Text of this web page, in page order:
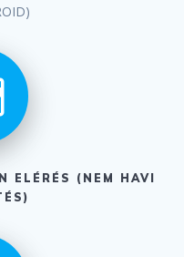
ELÉRÉS (NEM HAVI